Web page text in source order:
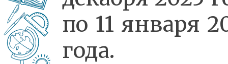
по 11 января
года.